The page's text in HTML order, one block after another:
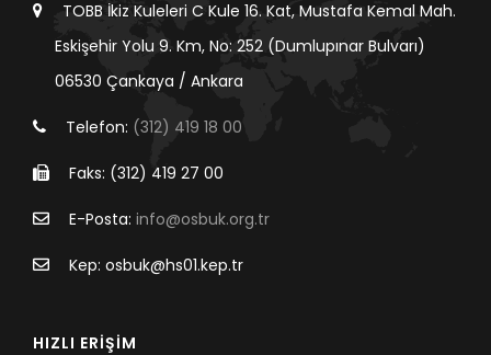
TOBB İkiz Kuleleri C Kule 16. Kat, Mustafa Kemal Mah.
Eskişehir Yolu 9. Km, No: 252 (Dumlupınar Bulvarı)
06530 Çankaya / Ankara
Telefon: (312) 419 18 00
Faks: (312) 419 27 00
E-Posta: info@osbuk.org.tr
Kep: osbuk@hs01.kep.tr
HIZLI ERİŞİM